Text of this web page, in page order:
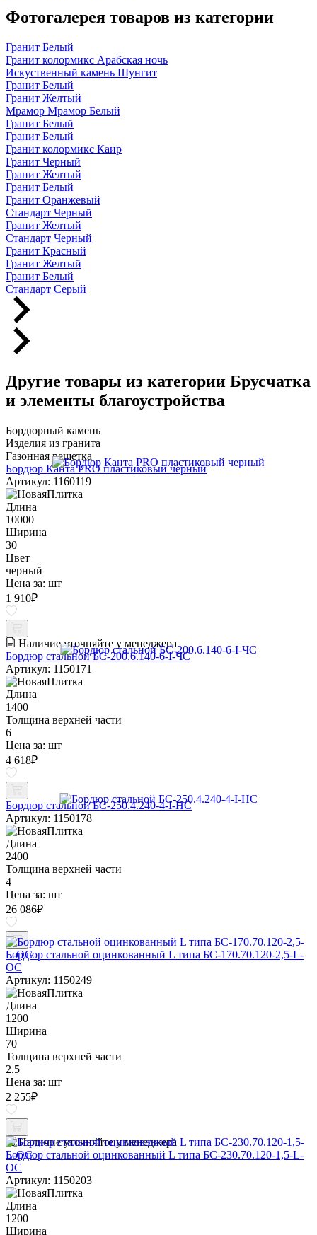
Фотогалерея товаров из категории
Гранит Белый
Гранит колормикс Арабская ночь
Искуственный камень Шунгит
Гранит Белый
Гранит Желтый
Мрамор Мрамор Белый
Гранит Белый
Гранит Белый
Гранит колормикс Каир
Гранит Черный
Гранит Желтый
Гранит Белый
Гранит Оранжевый
Стандарт Черный
Гранит Желтый
Стандарт Черный
Гранит Красный
Гранит Желтый
Гранит Белый
Стандарт Серый
Другие товары из категории Брусчатка
и элементы благоустройства
Бордюрный камень
Изделия из гранита
Газонная решетка
Бордюр Канта PRO пластиковый черный
Артикул: 1160119
Длина
10000
Ширина
30
Цвет
черный
Цена за: шт
1 910₽
Наличие уточняйте у менеджера
Бордюр стальной БС-200.6.140-6-I-ЧС
Артикул: 1150171
Длина
1400
Толщина верхней части
6
Цена за: шт
4 618₽
Бордюр стальной БС-250.4.240-4-I-НС
Артикул: 1150178
Длина
2400
Толщина верхней части
4
Цена за: шт
26 086₽
Бордюр стальной оцинкованный L типа БС-170.70.120-2,5-L-
ОС
Артикул: 1150249
Длина
1200
Ширина
70
Толщина верхней части
2.5
Цена за: шт
2 255₽
Наличие уточняйте у менеджера
Бордюр стальной оцинкованный L типа БС-230.70.120-1,5-L-
ОС
Артикул: 1150203
Длина
1200
Ширина